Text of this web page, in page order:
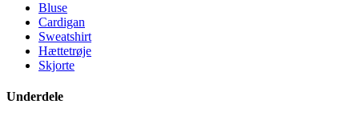
Bluse
Cardigan
Sweatshirt
Hættetrøje
Skjorte
Underdele